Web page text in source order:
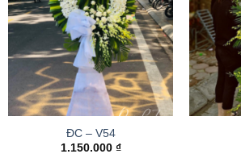
ĐC – V54
1.150.000 ₫